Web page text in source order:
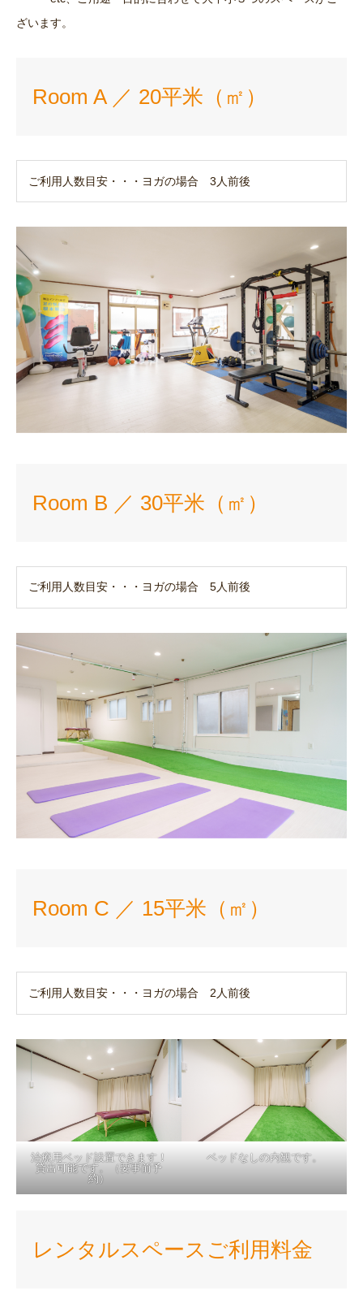
ざいます。
Room A ／ 20平米（㎡）
ご利用人数目安・・・ヨガの場合 3人前後
Room B ／ 30平米（㎡）
ご利用人数目安・・・ヨガの場合 5人前後
Room C ／ 15平米（㎡）
ご利用人数目安・・・ヨガの場合 2人前後
治療用ベッド設置できます！
貸出可能です。（要事前予
約）
ベッドなしの内観です。
レンタルスペースご利用料金